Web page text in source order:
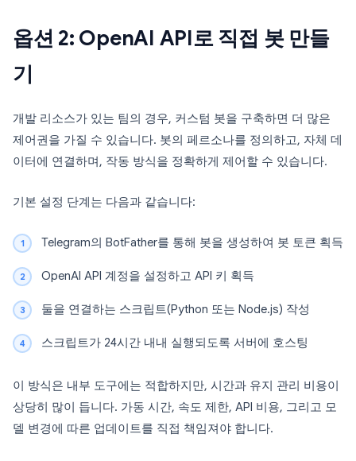
옵션 2: OpenAI API로 직접 봇 만들
기
개발 리소스가 있는 팀의 경우, 커스텀 봇을 구축하면 더 많은
제어권을 가질 수 있습니다. 봇의 페르소나를 정의하고, 자체 데
이터에 연결하며, 작동 방식을 정확하게 제어할 수 있습니다.
기본 설정 단계는 다음과 같습니다:
Telegram의 BotFather를 통해 봇을 생성하여 봇 토큰 획득
OpenAI API 계정을 설정하고 API 키 획득
둘을 연결하는 스크립트(Python 또는 Node.js) 작성
스크립트가 24시간 내내 실행되도록 서버에 호스팅
이 방식은 내부 도구에는 적합하지만, 시간과 유지 관리 비용이
상당히 많이 듭니다. 가동 시간, 속도 제한, API 비용, 그리고 모
델 변경에 따른 업데이트를 직접 책임져야 합니다.